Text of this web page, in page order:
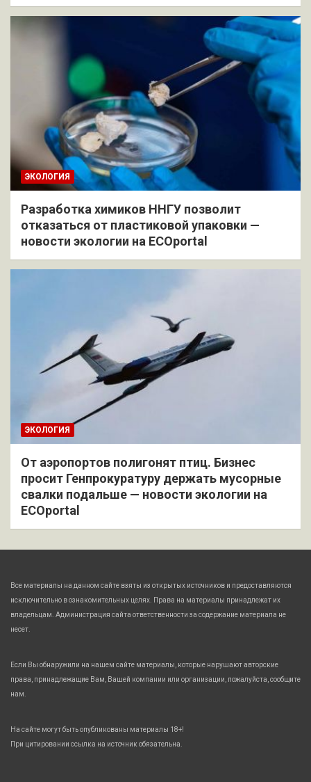
ЭКОЛОГИЯ
Разработка химиков ННГУ позволит
отказаться от пластиковой упаковки —
новости экологии на ECOportal
ЭКОЛОГИЯ
От аэропортов полигонят птиц. Бизнес
просит Генпрокуратуру держать мусорные
свалки подальше — новости экологии на
ECOportal
Все материалы на данном сайте взяты из открытых источников и предоставляются
исключительно в ознакомительных целях. Права на материалы принадлежат их
владельцам. Администрация сайта ответственности за содержание материала не
несет.
Если Вы обнаружили на нашем сайте материалы, которые нарушают авторские
права, принадлежащие Вам, Вашей компании или организации, пожалуйста, сообщите
нам.
На сайте могут быть опубликованы материалы 18+!
При цитировании ссылка на источник обязательна.